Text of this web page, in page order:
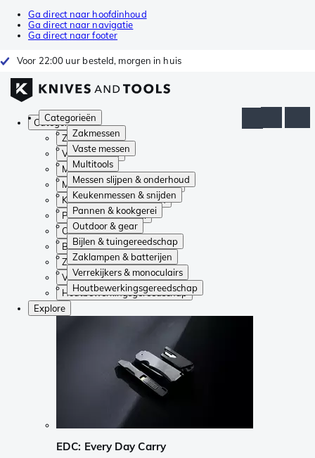
Ga direct naar hoofdinhoud
Ga direct naar navigatie
Ga direct naar footer
Voor 22:00 uur besteld, morgen in huis
Categorieën
Zakmessen
Vaste messen
Multitools
Messen slijpen & onderhoud
Keukenmessen & snijden
Pannen & kookgerei
Outdoor & gear
Bijlen & tuingereedschap
Zaklampen & batterijen
Verrekijkers & monoculairs
Houtbewerkingsgereedschap
Categorieën
Zakmessen
Vaste messen
Multitools
Messen slijpen & onderhoud
Keukenmessen & snijden
Pannen & kookgerei
Outdoor & gear
Bijlen & tuingereedschap
Zaklampen & batterijen
Verrekijkers & monoculairs
Houtbewerkingsgereedschap
Explore
EDC: Every Day Carry